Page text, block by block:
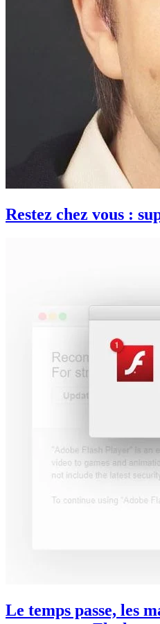
Restez chez vous :
Le temps passe, les